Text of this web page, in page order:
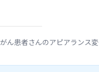
ん患者さんのアピアランス